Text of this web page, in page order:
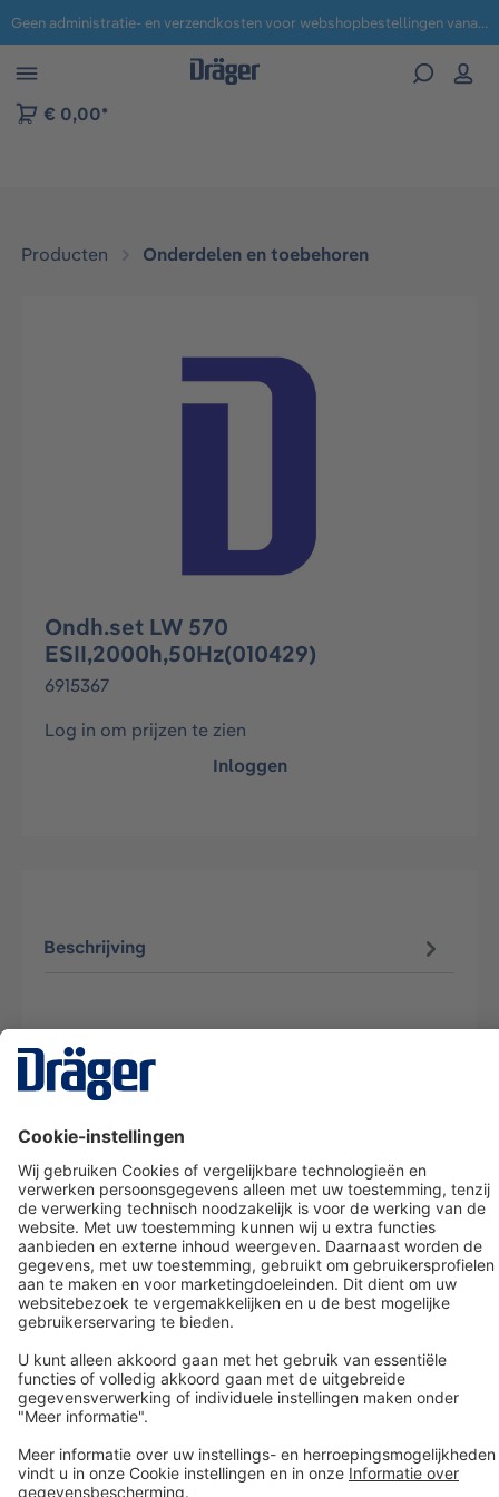
naar navigatie B2B-platform Geen administratie- en verzendkosten voor webshopbestellingen vanaf € 100,-.
€ 0,00*
Producten Onderdelen en toebehoren
Afbeeldingengalerij overslaan
Ondh.set LW 570
ESII,2000h,50Hz(010429)
6915367
Log in om prijzen te zien
Inloggen
Beschrijving
Dräger klantenservice
Over Dräger
Bestellen in onze webshop
Community